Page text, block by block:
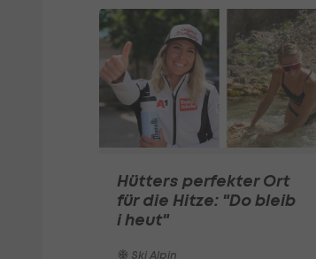
Hütters perfekter Ort
für die Hitze: "Do bleib
i heut"
Ski Alpin